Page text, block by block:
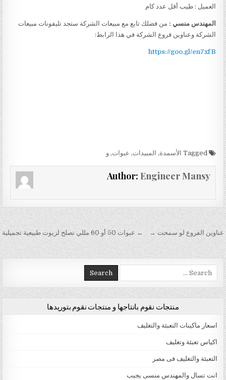
العميل : طيب أقل عدد كام
المهندس منسي : من فضلك تابع مع مبيعات الشركة ستجد تليفونات مبيعات
الشركة وعناوين فروع الشركة في هذا الرابط:
https://goo.gl/en7xfB
Tagged الأسمدة, المبيدات, عبوات,و
Author: Engineer Mansy
تصفّح المقالات← عبوات 50 أو 60 مللي تصلح لزيوت طبيعية تجميلية عناوين الفروع لو سمحت →
Search for:
منتجات نقوم بانتاجها و منتجات نقوم بتوريدها
اسعار ماكينات التعبئة والتغليف
اكياس تعبئة وتغليف
التعبئة والتغليف فى مصر
انت تسال والمهندس منسى يجيب